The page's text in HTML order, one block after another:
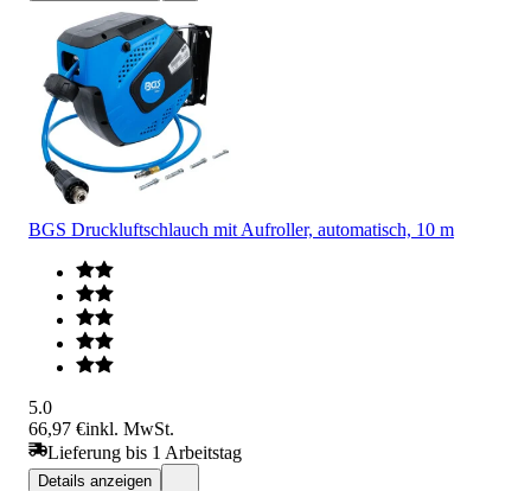
BGS Druckluftschlauch mit Aufroller, automatisch, 10 m
5.0
66,97 €inkl. MwSt.
Lieferung bis 1 Arbeitstag
Details anzeigen